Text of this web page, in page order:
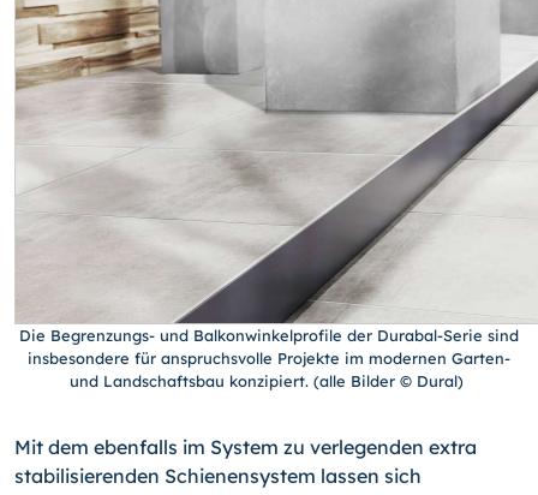
Die Begrenzungs- und Balkonwinkelprofile der Durabal-Serie sind
insbesondere für anspruchsvolle Projekte im modernen Garten-
und Landschaftsbau konzipiert. (alle Bilder © Dural)
Mit dem ebenfalls im System zu verlegenden extra
stabilisierenden Schienensystem lassen sich